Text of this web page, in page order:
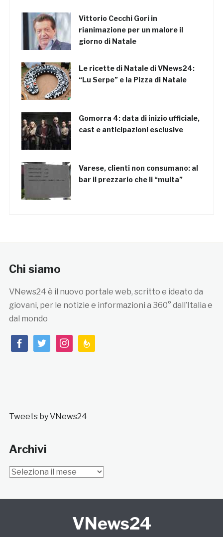
Vittorio Cecchi Gori in
rianimazione per un malore il
giorno di Natale
Le ricette di Natale di VNews24:
“Lu Serpe” e la Pizza di Natale
Gomorra 4: data di inizio ufficiale,
cast e anticipazioni esclusive
Varese, clienti non consumano: al
bar il prezzario che li “multa”
Chi siamo
VNews24 è il nuovo portale web, scritto e ideato da
giovani, per le notizie e informazioni a 360° dall’Italia e
dal mondo
facebooktwitterinstagramfeedburner
Tweets by VNews24
Archivi
Archivi
VNews24